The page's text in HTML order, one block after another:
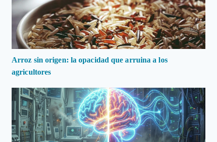
Arroz sin origen: la opacidad que arruina a los
agricultores